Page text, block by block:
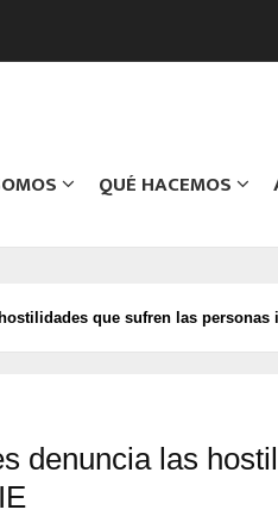
QUÉ HACEMOS
que sufren las personas
denuncia las